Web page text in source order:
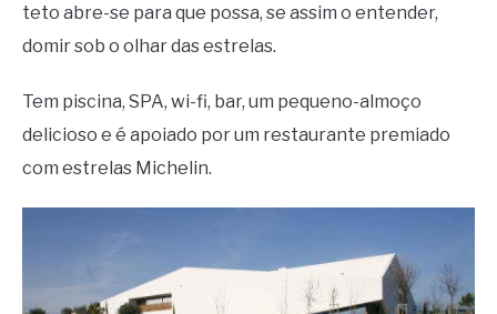
teto abre-se para que possa, se assim o entender,
domir sob o olhar das estrelas.
Tem piscina, SPA, wi-fi, bar, um pequeno-almoço
delicioso e é apoiado por um restaurante premiado
com estrelas Michelin.